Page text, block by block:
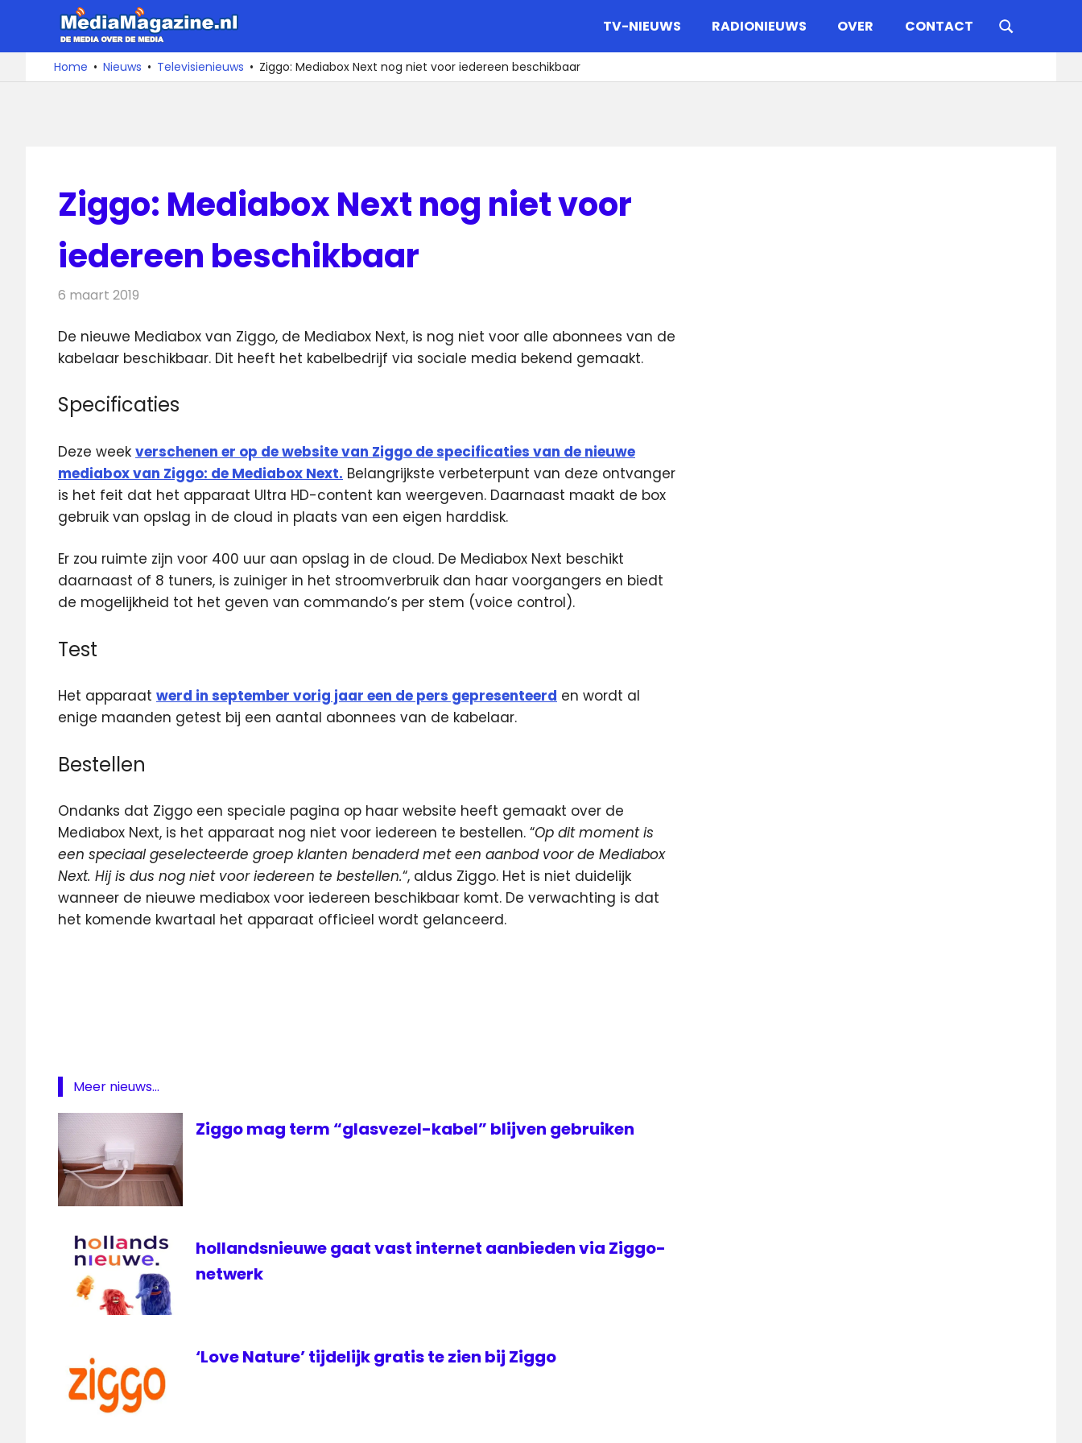
de
De
media
over
TV-NIEUWS RADIONIEUWS OVER CONTACT
Home Nieuws Televisienieuws Ziggo: Mediabox Next nog niet voor iedereen beschikbaar
Ziggo: Mediabox Next nog niet voor
iedereen beschikbaar
6 maart 2019
De nieuwe Mediabox van Ziggo, de Mediabox Next, is nog niet voor alle abonnees van de
kabelaar beschikbaar. Dit heeft het kabelbedrijf via sociale media bekend gemaakt.
Specificaties
Deze week verschenen er op de website van Ziggo de specificaties van de nieuwe
mediabox van Ziggo: de Mediabox Next. Belangrijkste verbeterpunt van deze ontvanger
is het feit dat het apparaat Ultra HD-content kan weergeven. Daarnaast maakt de box
gebruik van opslag in de cloud in plaats van een eigen harddisk.
Er zou ruimte zijn voor 400 uur aan opslag in de cloud. De Mediabox Next beschikt
daarnaast of 8 tuners, is zuiniger in het stroomverbruik dan haar voorgangers en biedt
de mogelijkheid tot het geven van commando’s per stem (voice control).
Test
Het apparaat werd in september vorig jaar een de pers gepresenteerd en wordt al
enige maanden getest bij een aantal abonnees van de kabelaar.
Bestellen
Ondanks dat Ziggo een speciale pagina op haar website heeft gemaakt over de
Mediabox Next, is het apparaat nog niet voor iedereen te bestellen. “Op dit moment is
een speciaal geselecteerde groep klanten benaderd met een aanbod voor de Mediabox
Next. Hij is dus nog niet voor iedereen te bestellen.“, aldus Ziggo. Het is niet duidelijk
wanneer de nieuwe mediabox voor iedereen beschikbaar komt. De verwachting is dat
het komende kwartaal het apparaat officieel wordt gelanceerd.
Mediabox
ontvanger
televisie
Ultra
ziggo
Ziggo
Mediabox
Meer nieuws...
Ziggo mag term “glasvezel-kabel” blijven gebruiken
hollandsnieuwe gaat vast internet aanbieden via Ziggo-
netwerk
‘Love Nature’ tijdelijk gratis te zien bij Ziggo